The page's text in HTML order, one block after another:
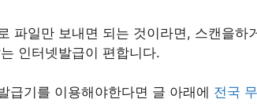
파일만 보내면 되는 것이라면, 스캔을하
인터넷발급이 편합니다.
급기를 이용해야한다면 글 아래에 전국